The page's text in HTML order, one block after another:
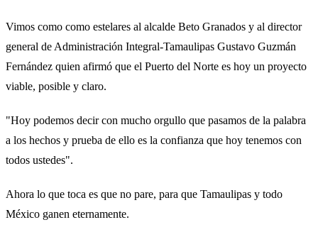
Vimos como como estelares al alcalde Beto Granados y al director
general de Administración Integral-Tamaulipas Gustavo Guzmán
Fernández quien afirmó que el Puerto del Norte es hoy un proyecto
viable, posible y claro.
"Hoy podemos decir con mucho orgullo que pasamos de la palabra
a los hechos y prueba de ello es la confianza que hoy tenemos con
todos ustedes".
Ahora lo que toca es que no pare, para que Tamaulipas y todo
México ganen eternamente.